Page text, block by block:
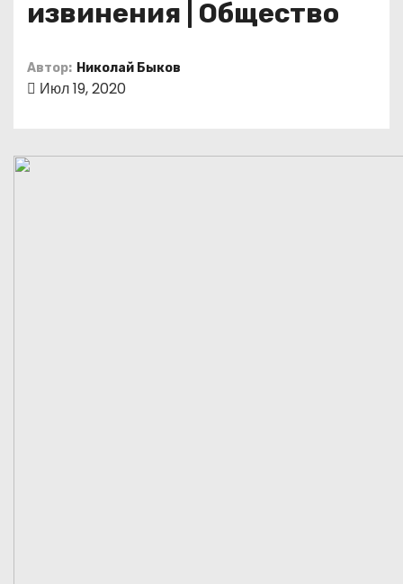
извинения | Общество
Автор: Николай Быков
Июл 19, 2020